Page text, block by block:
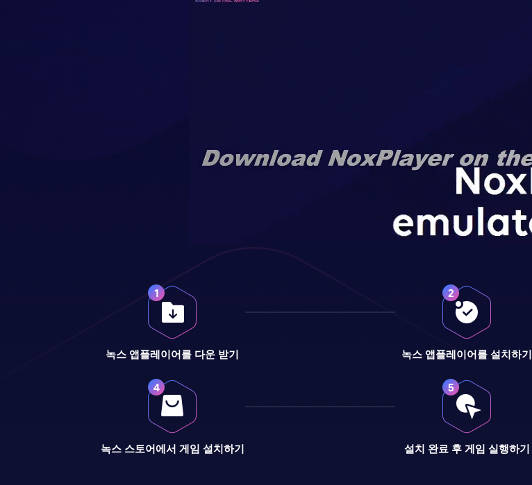
녹스 앱플레이어를 다운 받기 녹스 앱플레이어를 설치하기
녹스 스토어에서 게임 설치하기 설치 완료 후 게임 실행하기